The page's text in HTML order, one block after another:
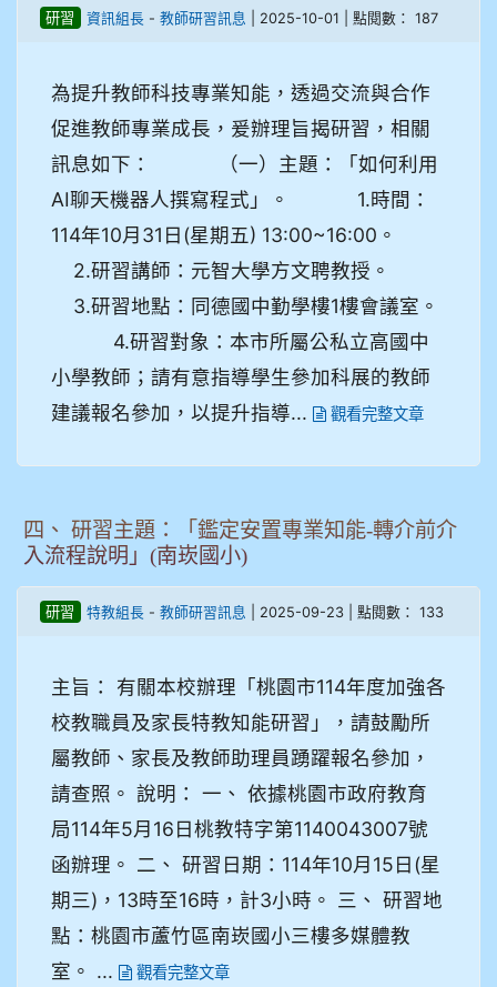
研習 資訊組長 - 教師研習訊息 | 2025-10-01 | 點閱數： 187
為提升教師科技專業知能，透過交流與合作
促進教師專業成長，爰辦理旨揭研習，相關
訊息如下： （一）主題：「如何利用
AI聊天機器人撰寫程式」。 1.時間：
114年10月31日(星期五) 13:00~16:00。
2.研習講師：元智大學方文聘教授。
3.研習地點：同德國中勤學樓1樓會議室。
4.研習對象：本市所屬公私立高國中
小學教師；請有意指導學生參加科展的教師
建議報名參加，以提升指導...
觀看完整文章
四、 研習主題：「鑑定安置專業知能-轉介前介
入流程說明」(南崁國小)
研習 特教組長 - 教師研習訊息 | 2025-09-23 | 點閱數： 133
主旨： 有關本校辦理「桃園市114年度加強各
校教職員及家長特教知能研習」，請鼓勵所
屬教師、家長及教師助理員踴躍報名參加，
請查照。 說明： 一、 依據桃園市政府教育
局114年5月16日桃教特字第1140043007號
函辦理。 二、 研習日期：114年10月15日(星
期三)，13時至16時，計3小時。 三、 研習地
點：桃園市蘆竹區南崁國小三樓多媒體教
室。 ...
觀看完整文章